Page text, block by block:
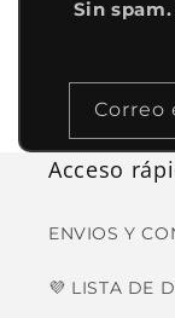
Sin
Correo
Acceso
ENVIOS Y
💜 LISTA DE